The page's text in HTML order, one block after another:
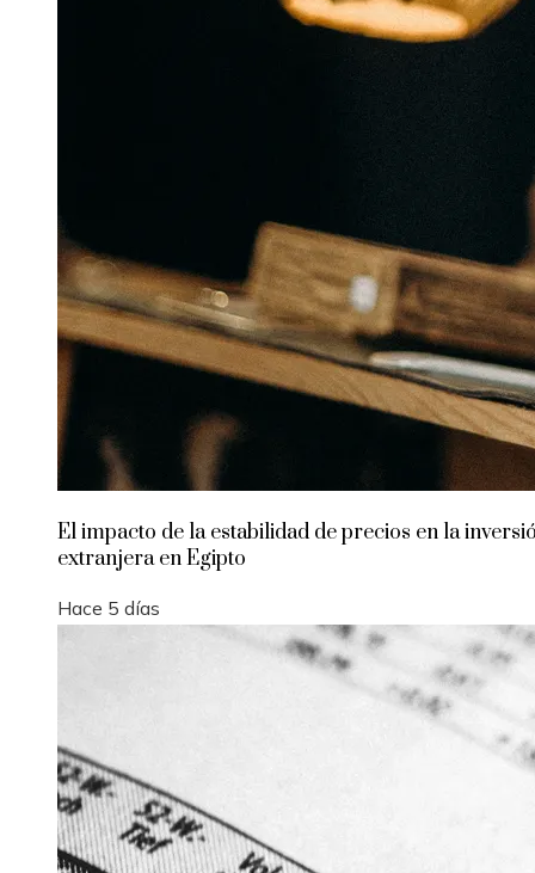
El impacto de la estabilidad de precios en la
extranjera en Egipto
Hace 5 días